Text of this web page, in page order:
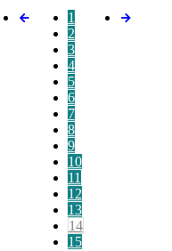
1
2
3
4
5
6
7
8
9
10
11
12
13
14
15